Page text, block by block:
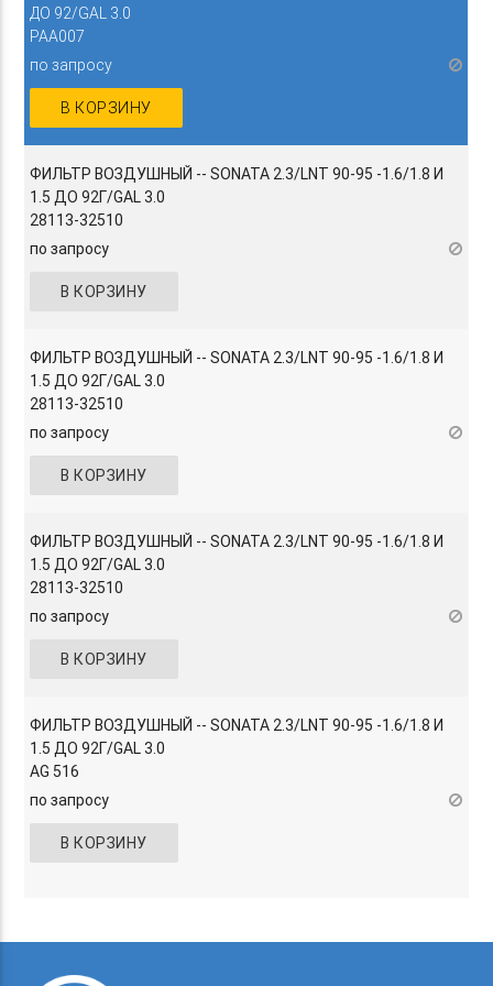
ДО 92/GAL 3.0
PAA007
по запросу
В КОРЗИНУ
ФИЛЬТР ВОЗДУШНЫЙ -- SONATA 2.3/LNT 90-95 -1.6/1.8 И
1.5 ДО 92Г/GAL 3.0
28113-32510
по запросу
В КОРЗИНУ
ФИЛЬТР ВОЗДУШНЫЙ -- SONATA 2.3/LNT 90-95 -1.6/1.8 И
1.5 ДО 92Г/GAL 3.0
28113-32510
по запросу
В КОРЗИНУ
ФИЛЬТР ВОЗДУШНЫЙ -- SONATA 2.3/LNT 90-95 -1.6/1.8 И
1.5 ДО 92Г/GAL 3.0
28113-32510
по запросу
В КОРЗИНУ
ФИЛЬТР ВОЗДУШНЫЙ -- SONATA 2.3/LNT 90-95 -1.6/1.8 И
1.5 ДО 92Г/GAL 3.0
AG 516
по запросу
В КОРЗИНУ